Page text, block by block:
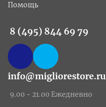
Помощь
8 (495) 844 69 79
info@migliorestore.ru
9.00 - 21.00 Ежедневно